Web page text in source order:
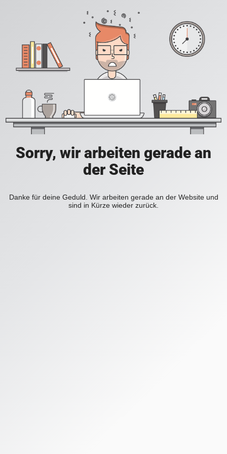
Sorry, wir arbeiten gerade an
der Seite
Danke für deine Geduld. Wir arbeiten gerade an der Website und
sind in Kürze wieder zurück.